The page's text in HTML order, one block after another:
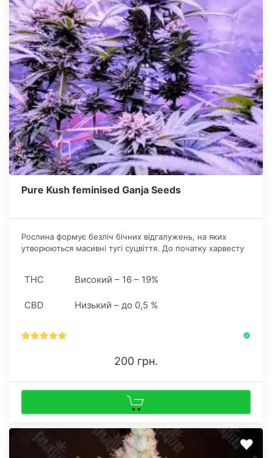
Pure Kush feminised Ganja Seeds
Рослина формує безліч бічних відгалужень, на яких
утворюються масивні тугі суцвіття. До початку харвесту
THC Високий – 16 – 19%
CBD Низький – до 0,5 %
200 грн.